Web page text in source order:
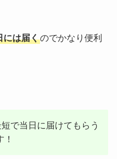
には届くのでかなり便利
で当日に届けてもらう